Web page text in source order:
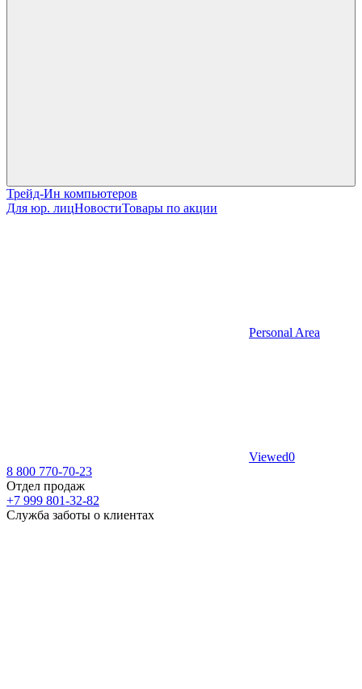
Трейд-Ин компьютеров
Для юр. лицНовостиТовары по акции
Personal Area
Viewed0
8 800 770-70-23
Отдел продаж
+7 999 801-32-82
Служба заботы о клиентах